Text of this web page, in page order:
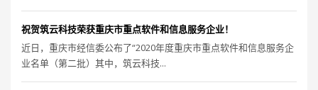
祝贺筑云科技荣获重庆市重点软件和信息服务企业！
近日，重庆市经信委公布了“2020年度重庆市重点软件和信息服务企
业名单（第二批）其中，筑云科技...